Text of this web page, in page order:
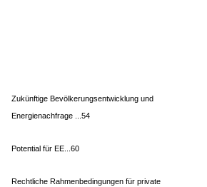
Zukünftige Bevölkerungsentwicklung und
Energienachfrage ...54
Potential für EE...60
Rechtliche Rahmenbedingungen für private